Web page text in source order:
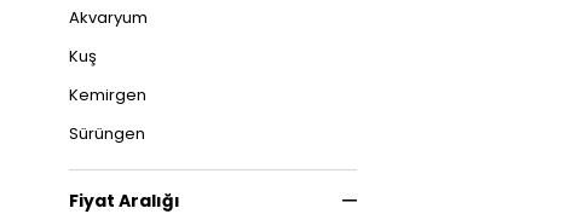
Akvaryum
Kuş
Kemirgen
Sürüngen
Fiyat Aralığı